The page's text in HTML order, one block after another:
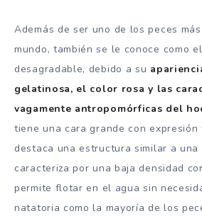
Además de ser uno de los peces
mundo, también se le conoce como
desagradable, debido a su
gelatinosa, el color rosa y las
vagamente antropomórficas del
tiene una cara grande con
destaca una estructura similar a una
caracteriza por una baja densidad
permite flotar en el agua sin
natatoria como la mayoría de los